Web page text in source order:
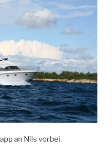
an Nils vorbei.